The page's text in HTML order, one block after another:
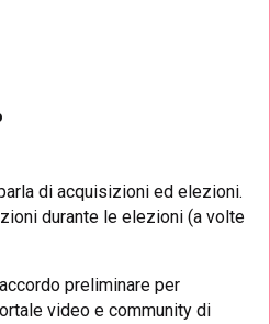
di acquisizioni ed elezioni.
durante le elezioni (a volte
preliminare per
video e community di